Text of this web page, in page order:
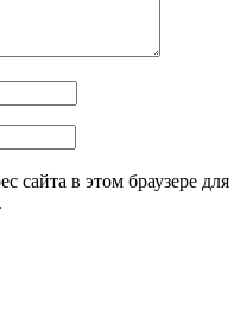
сайта в этом браузере для